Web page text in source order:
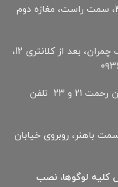
: الهیه ۳۷، پاشازاده ۴، سمت راست، مغازه دوم
: بلوار چمران، بعد از پارک چمران، بعد از کلانتری 12،
: بلوار رحمت شرقی، بین رحمت ۲۱ و ۲۳ تلفن
باهنر، روبروی خیابان
لوگوها، نصب